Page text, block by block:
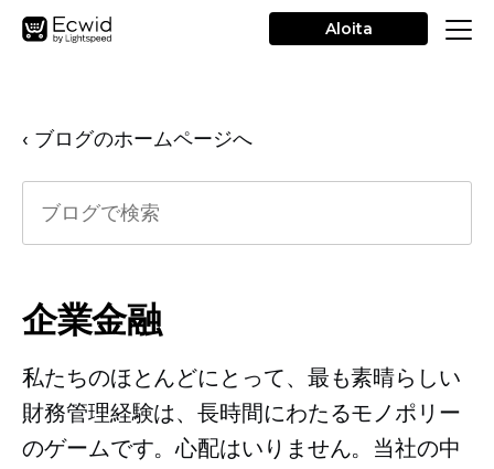
Aloita
‹ ブログのホームページへ
企業金融
私たちのほとんどにとって、最も素晴らしい
財務管理経験は、長時間にわたるモノポリー
のゲームです。心配はいりません。当社の中